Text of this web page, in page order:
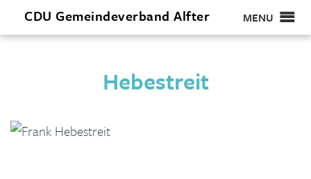
CDU Gemeindeverband Alfter MENU
Hebestreit